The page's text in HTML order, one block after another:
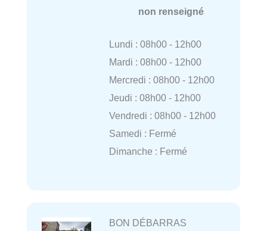
non renseigné
Lundi : 08h00 - 12h00
Mardi : 08h00 - 12h00
Mercredi : 08h00 - 12h00
Jeudi : 08h00 - 12h00
Vendredi : 08h00 - 12h00
Samedi : Fermé
Dimanche : Fermé
BON DÉBARRAS